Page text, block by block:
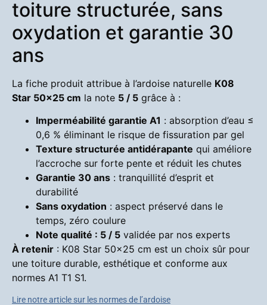
toiture structurée, sans
oxydation et garantie 30
ans
La fiche produit attribue à l’ardoise naturelle K08
Star 50×25 cm la note 5 / 5 grâce à :
Imperméabilité garantie A1 : absorption d’eau ≤
0,6 % éliminant le risque de fissuration par gel
Texture structurée antidérapante qui améliore
l’accroche sur forte pente et réduit les chutes
Garantie 30 ans : tranquillité d’esprit et
durabilité
Sans oxydation : aspect préservé dans le
temps, zéro coulure
Note qualité : 5 / 5 validée par nos experts
À retenir : K08 Star 50×25 cm est un choix sûr pour
une toiture durable, esthétique et conforme aux
normes A1 T1 S1.
Lire notre article sur les normes de l’ardoise